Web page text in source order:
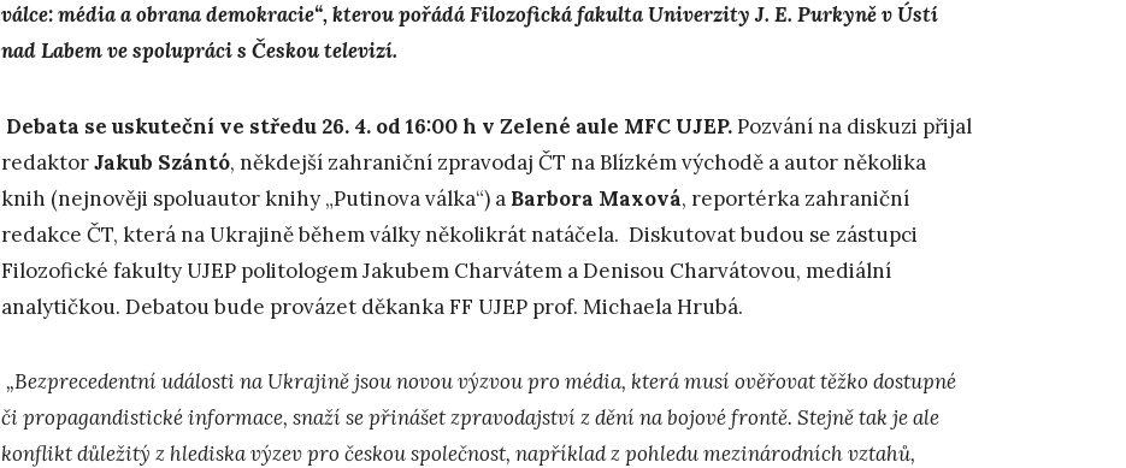
válce: média a obrana demokracie“, kterou pořádá Filozofická fakulta Univerzity J. E. Purkyně v Ústí
nad Labem ve spolupráci s Českou televizí.
Debata se uskuteční ve středu 26. 4. od 16:00 h v Zelené aule MFC UJEP.Pozvání na diskuzi přijal
redaktorJakub Szántó, někdejší zahraniční zpravodaj ČT na Blízkém východě a autor několika
knih (nejnověji spoluautor knihy „Putinova válka“) a Barbora Maxová, reportérka zahraniční
redakce ČT, která na Ukrajině během války několikrát natáčela. Diskutovat budou se zástupci
Filozofické fakulty UJEP politologem Jakubem Charvátem a Denisou Charvátovou, mediální
analytičkou. Debatou bude provázet děkanka FF UJEP prof. Michaela Hrubá.
„Bezprecedentní události na Ukrajině jsou novou výzvou pro média, která musí ověřovat těžko dostupné
či propagandistické informace, snaží se přinášet zpravodajství z dění na bojové frontě. Stejně tak je ale
konflikt důležitý z hlediska výzev pro českou společnost, například z pohledu mezinárodních vztahů,